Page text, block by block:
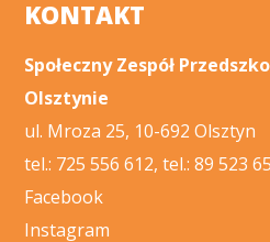
KONTAKT
Społeczny Zespół
Olsztynie
ul. Mroza 25, 10-692 Olsztyn
tel.: 725 556 612, tel.: 89 523
Facebook
Instagram